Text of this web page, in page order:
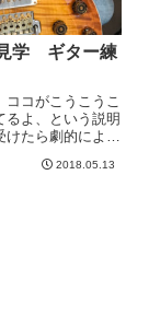
学 ギター練
ココがこうこうこ
るよ、という説明
たら劇的によく
てる流派（？）の
でそう言った
2018.05.13